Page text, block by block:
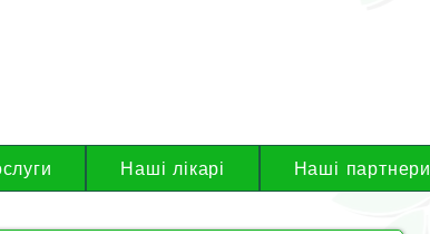
Наші лікарі Наші партнери